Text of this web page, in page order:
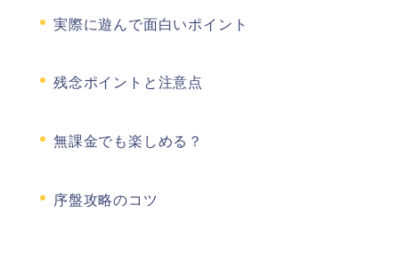
実際に遊んで面白いポイント
残念ポイントと注意点
無課金でも楽しめる？
序盤攻略のコツ